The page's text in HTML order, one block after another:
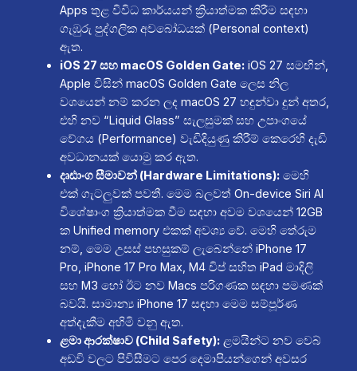
Apps තුළ විවිධ කාර්යයන් ක්‍රියාත්මක කිරීම සඳහා
ගැඹුරු පුද්ගලික අවබෝධයක් (Personal context)
ඇත.
iOS 27 සහ macOS Golden Gate:iOS 27 සමඟින්,
Apple විසින් macOS Golden Gate ලෙස නිල
වශයෙන් නම් කරන ලද macOS 27 හඳුන්වා දුන් අතර,
එහි නව “Liquid Glass” සැලසුමක් සහ උපාංගයේ
වේගය (Performance) වැඩිදියුණු කිරීම් කෙරෙහි දැඩි
අවධානයක් යොමු කර ඇත.
දෘඪාංග සීමාවන් (Hardware Limitations):මෙහි
එක් ගැටලුවක් පවතී. මෙම බලවත් On-device Siri AI
විශේෂාංග ක්‍රියාත්මක වීම සඳහා අවම වශයෙන් 12GB
ක Unified memory එකක් අවශ්‍ය වේ. මෙහි තේරුම
නම්, මෙම උසස් පහසුකම් ලැබෙන්නේ iPhone 17
Pro, iPhone 17 Pro Max, M4 චිප් සහිත iPad මාදිලි
සහ M3 හෝ ඊට නව Macs පරිගණක සඳහා පමණක්
බවයි. සාමාන්‍ය iPhone 17 සඳහා මෙම සම්පූර්ණ
අත්දැකීම අහිමි වනු ඇත.
ළමා ආරක්ෂාව (Child Safety):ළමයින්ට නව වෙබ්
අඩවි වලට පිවිසීමට පෙර දෙමාපියන්ගෙන් අවසර